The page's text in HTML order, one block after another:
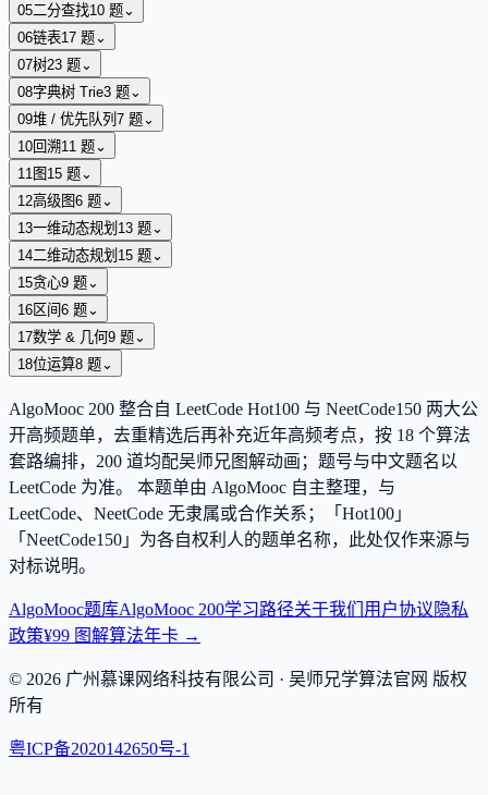
05二分查找10 题 ⌄
06链表17 题 ⌄
07树23 题 ⌄
08字典树 Trie3 题 ⌄
09堆 / 优先队列 7 题 ⌄
10 回溯11 题 ⌄
11 图 15 题 ⌄
12高级图6 题 ⌄
13一维动态规划 13 题 ⌄
14二维动态规划 15 题 ⌄
15贪心9 题 ⌄
16 区间 6 题 ⌄
17数学 & 几何9 题 ⌄
18位运算8 题 ⌄
AlgoMooc 200 整合自 LeetCode Hot100 与 NeetCode150 两大公
开高频题单，去重精选后再补充近年高频考点，按 18 个算法
套路编排， 200 道均配吴师兄图解动画；题号与中文题名以
LeetCode 为准。 本题单由 AlgoMooc 自主整理，与
LeetCode、NeetCode 无隶属或合作关系；「Hot100」
「NeetCode150」为各自权利人的题单名称，此处仅作来源与
对标说明。
AlgoMooc题库AlgoMooc 200学习路径关于我们 用户协议 隐私
政策¥99 图解算法年卡 →
© 2026 广州慕课网络科技有限公司 · 吴师兄学算法官网 版权
所有
粤ICP备2020142650号-1